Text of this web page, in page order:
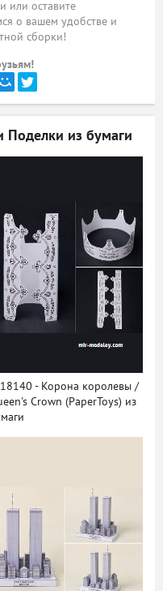
или оставите
о вашем удобстве и
сборки!
Поделки из бумаги
- Корона королевы /
Crown (PaperToys) из